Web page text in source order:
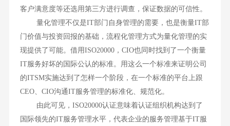
客户满意度等还选用第三方进行调查，保证数据的可信性。
量化管理不仅是IT部门自身管理的需要，也是衡量IT部
门价值与投资回报的基础，流程化管理方式为量化管理的实
现提供了可能。借用ISO20000，CIO也同时找到了一个衡量
IT服务好坏的国际公认的标准。用这么一个标准来证明公司
的ITSM实施达到了怎样一个阶段，在一个标准的平台上跟
CEO、CIO沟通IT服务管理的标准化、规范化。
由此可见，ISO20000认证意味着认证组织机构达到了
国际领先的IT服务管理水平，代表企业的服务管理基于IT服